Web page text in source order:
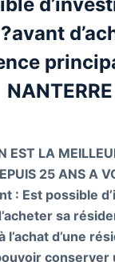
NANTERRE
EST LA
25 ANS A
: Est possible
sa
d’une
conserver